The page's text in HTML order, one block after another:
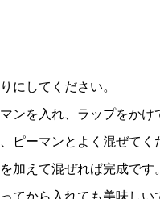
にしてください。
ンを入れ、ラップをかけ
ピーマンとよく混ぜてく
加えて混ぜれば完成です。